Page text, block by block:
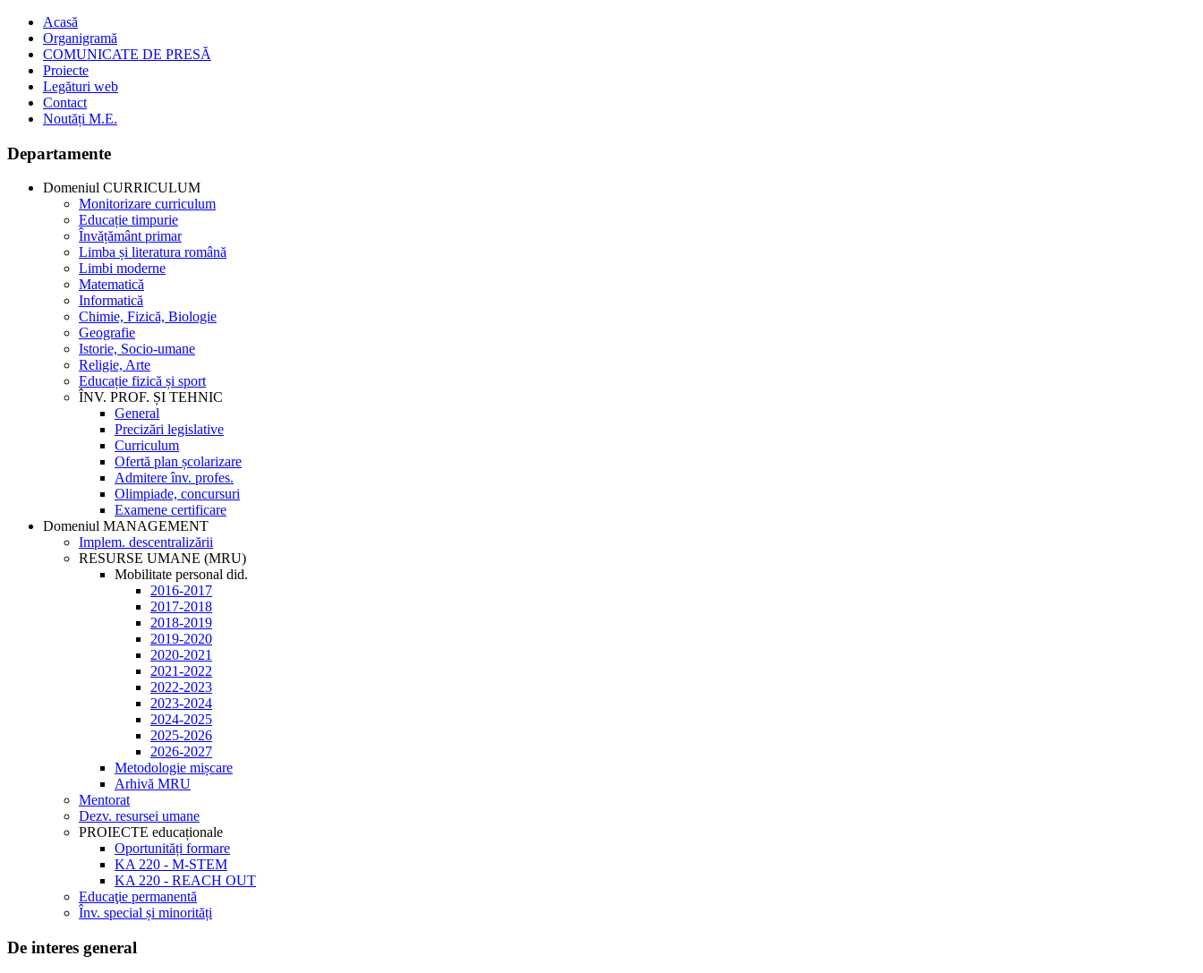
Acasă
Organigramă
COMUNICATE DE PRESĂ
Proiecte
Legături web
Contact
Noutăți M.E.
Departamente
Domeniul CURRICULUM
Monitorizare curriculum
Educație timpurie
Învățământ primar
Limba și literatura română
Limbi moderne
Matematică
Informatică
Chimie, Fizică, Biologie
Geografie
Istorie, Socio-umane
Religie, Arte
Educație fizică și sport
ÎNV. PROF. ȘI TEHNIC
General
Precizări legislative
Curriculum
Ofertă plan școlarizare
Admitere înv. profes.
Olimpiade, concursuri
Examene certificare
Domeniul MANAGEMENT
Implem. descentralizării
RESURSE UMANE (MRU)
Mobilitate personal did.
2016-2017
2017-2018
2018-2019
2019-2020
2020-2021
2021-2022
2022-2023
2023-2024
2024-2025
2025-2026
2026-2027
Metodologie mișcare
Arhivă MRU
Mentorat
Dezv. resursei umane
PROIECTE educaționale
Oportunități formare
KA 220 - M-STEM
KA 220 - REACH OUT
Educaţie permanentă
Înv. special și minorități
De interes general